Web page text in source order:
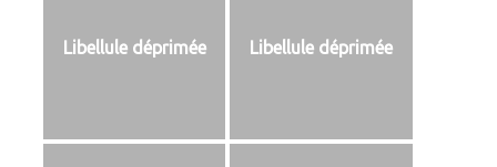
Libellule déprimée Libellule déprimée